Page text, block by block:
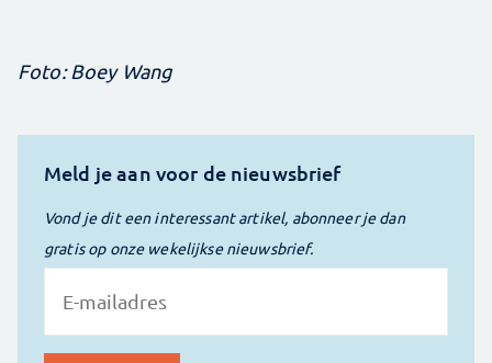
Foto: Boey Wang
Meld je aan voor de nieuwsbrief
Vond je dit een interessant artikel, abonneer je dan
gratis op onze wekelijkse nieuwsbrief.